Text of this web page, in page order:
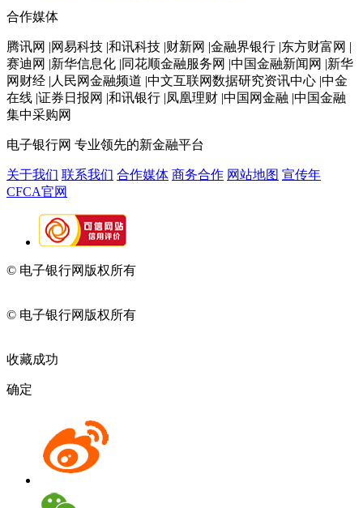
合作媒体
腾讯网 |网易科技 |和讯科技 |财新网 |金融界银行 |东方财富网 |
赛迪网 |新华信息化 |同花顺金融服务网 |中国金融新闻网 |新华
网财经 |人民网金融频道 |中文互联网数据研究资讯中心 |中金
在线 |证券日报网 |和讯银行 |凤凰理财 |中国网金融 |中国金融
集中采购网
电子银行网 专业领先的新金融平台
关于我们 联系我们 合作媒体 商务合作 网站地图 宣传年
CFCA官网
© 电子银行网版权所有
© 电子银行网版权所有
收藏成功
确定